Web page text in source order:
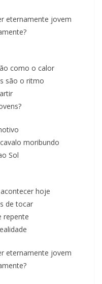
eternamente jovem
como o calor
são o ritmo
moribundo
Sol
hoje
de tocar
repente
eternamente jovem